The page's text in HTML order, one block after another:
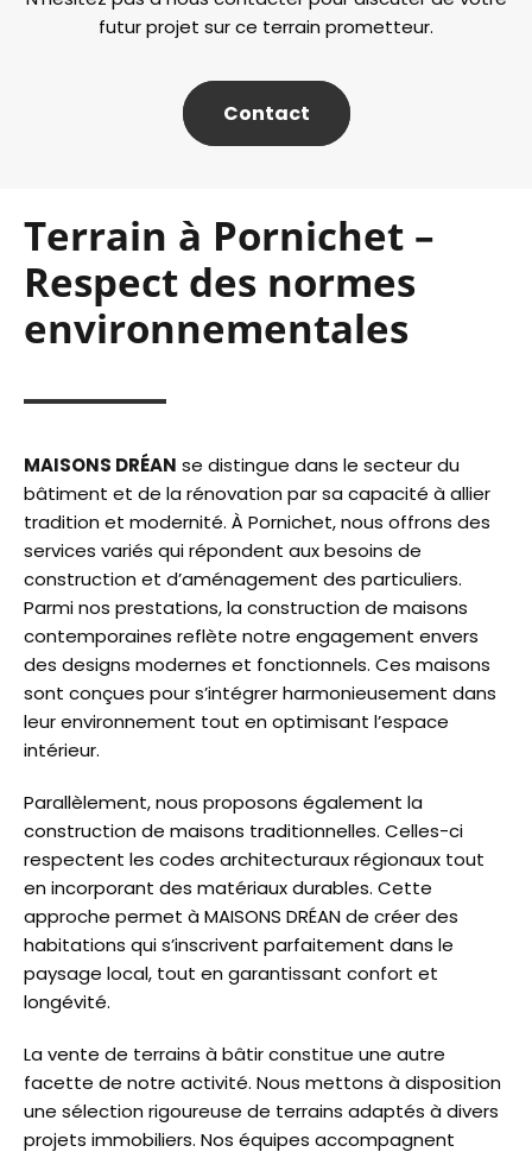
futur projet sur ce terrain prometteur.
Contact
Terrain à Pornichet –
Respect des normes
environnementales
MAISONS DRÉAN se distingue dans le secteur du
bâtiment et de la rénovation par sa capacité à allier
tradition et modernité. À Pornichet, nous offrons des
services variés qui répondent aux besoins de
construction et d’aménagement des particuliers.
Parmi nos prestations, la construction de maisons
contemporaines reflète notre engagement envers
des designs modernes et fonctionnels. Ces maisons
sont conçues pour s’intégrer harmonieusement dans
leur environnement tout en optimisant l’espace
intérieur.
Parallèlement, nous proposons également la
construction de maisons traditionnelles. Celles-ci
respectent les codes architecturaux régionaux tout
en incorporant des matériaux durables. Cette
approche permet à MAISONS DRÉAN de créer des
habitations qui s’inscrivent parfaitement dans le
paysage local, tout en garantissant confort et
longévité.
La vente de terrains à bâtir constitue une autre
facette de notre activité. Nous mettons à disposition
une sélection rigoureuse de terrains adaptés à divers
projets immobiliers. Nos équipes accompagnent